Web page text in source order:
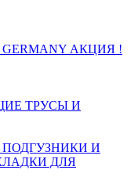
GERMANY АКЦИЯ !
ТРУСЫ И
ПОДГУЗНИКИ И
ДЛЯ